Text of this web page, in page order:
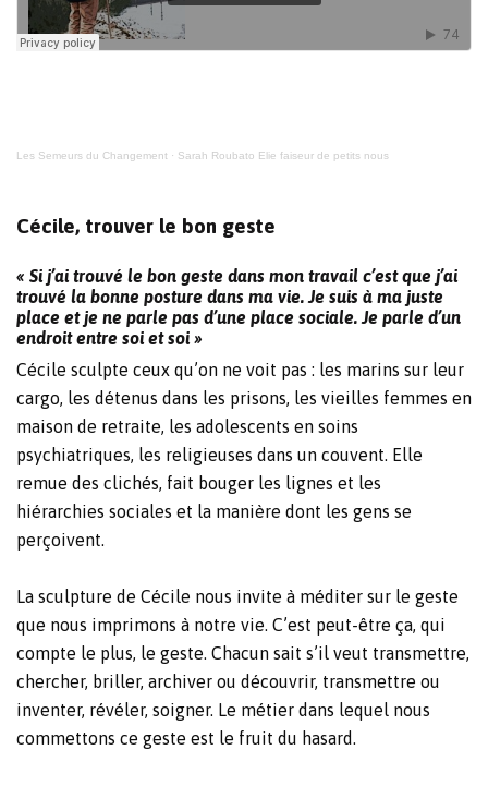
Les Semeurs du Changement · Sarah Roubato Elie faiseur de petits nous
Cécile, trouver le bon geste
« Si j’ai trouvé le bon geste dans mon travail c’est que j’ai
trouvé la bonne posture dans ma vie. Je suis à ma juste
place et je ne parle pas d’une place sociale. Je parle d’un
endroit entre soi et soi »
Cécile sculpte ceux qu’on ne voit pas : les marins sur leur
cargo, les détenus dans les prisons, les vieilles femmes en
maison de retraite, les adolescents en soins
psychiatriques, les religieuses dans un couvent. Elle
remue des clichés, fait bouger les lignes et les
hiérarchies sociales et la manière dont les gens se
perçoivent.
La sculpture de Cécile nous invite à méditer sur le geste
que nous imprimons à notre vie. C’est peut-être ça, qui
compte le plus, le geste. Chacun sait s’il veut transmettre,
chercher, briller, archiver ou découvrir, transmettre ou
inventer, révéler, soigner. Le métier dans lequel nous
commettons ce geste est le fruit du hasard.